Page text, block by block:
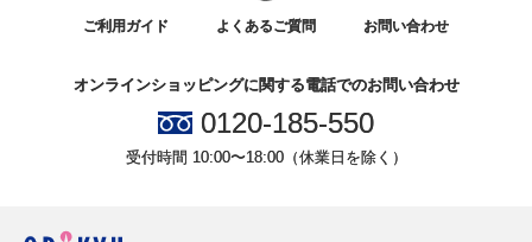
ご利用ガイド よくあるご質問 お問い合わせ
オンラインショッピングに関する電話でのお問い合わせ
0120-185-550
受付時間 10:00〜18:00（休業日を除く）